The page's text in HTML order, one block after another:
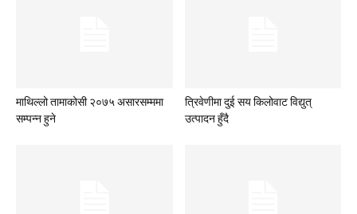
माथिल्लो तामाकोसी २०७५ असारसम्ममा
सम्पन्न हुने
त्रिवेणीमा दुई सय किलोवाट विद्युत्
उत्पादन हुँदै